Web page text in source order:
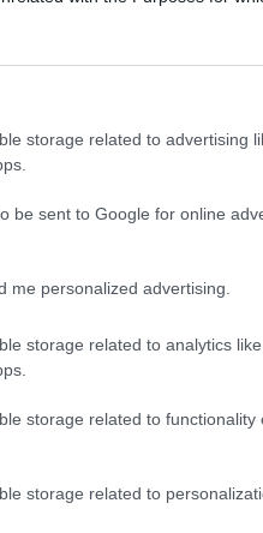
storage related to advertising
be sent to Google for online
me personalized advertising.
storage related to analytics
storage related to functionality
storage related to
17 Celsius fok
maximumokkal. Az
piknikezős, sétálós
nem akartunk korán
0